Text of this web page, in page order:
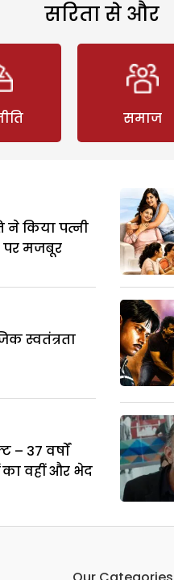
सरिता से और
समाज
ने किया पत्नी
मजबूर
स्वतंत्रता
– 37 वर्षों
का वहीं और भेद